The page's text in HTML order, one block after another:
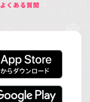
よくある質問